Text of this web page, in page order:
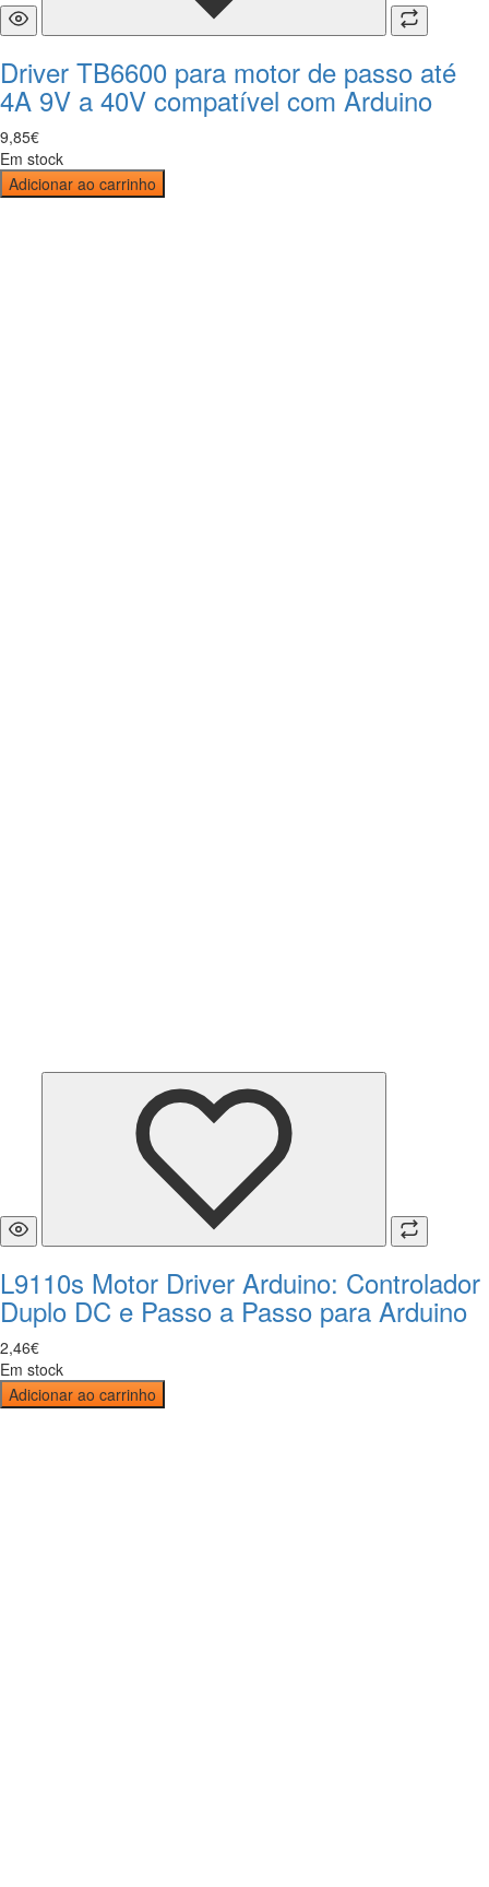
Driver TB6600 para motor de passo até
4A 9V a 40V compatível com Arduino
9,85€
Em stock
Adicionar ao carrinho
L9110s Motor Driver Arduino: Controlador
Duplo DC e Passo a Passo para Arduino
2,46€
Em stock
Adicionar ao carrinho